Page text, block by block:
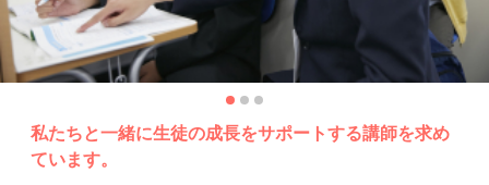
私たちと一緒に生徒の成長をサポートする講師を求め
ています。